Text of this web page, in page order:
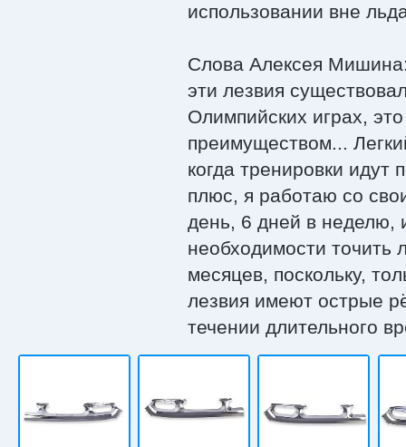
использовании вне
Слова Алексея
эти лезвия
Олимпийских играх,
преимуществом...
когда тренировки идут
плюс, я работаю со
день, 6 дней в неделю,
необходимости точить
месяцев, поскольку,
лезвия имеют острые
течении длительного